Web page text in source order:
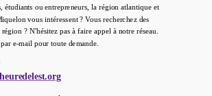
étudiants ou entrepreneurs, la région atlantique et
vous intéressent ? Vous recherchez des
? N'hésitez pas à faire appel à notre réseau.
e-mail pour toute demande.